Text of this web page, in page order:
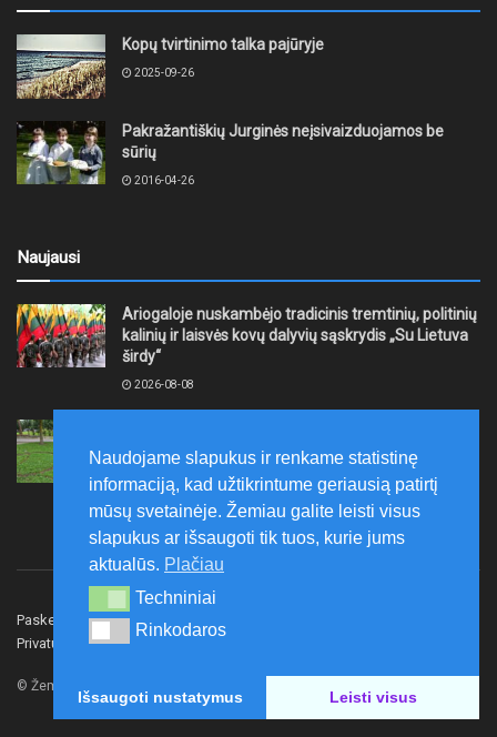
Kopų tvirtinimo talka pajūryje
2025-09-26
Pakražantiškių Jurginės neįsivaizduojamos be
sūrių
2016-04-26
Naujausi
Ariogaloje nuskambėjo tradicinis tremtinių, politinių
kalinių ir laisvės kovų dalyvių sąskrydis „Su Lietuva
širdy“
2026-08-08
laikytis Kelių eismo taisyklių, tausoti aplinką
2026-08-08
Paskelbk naujieną Rašyti redakcijai
Privatumo politika
© Žemaitijos gidas.
Naudojame slapukus ir renkame statistinę
informaciją, kad užtikrintume geriausią patirtį
mūsų svetainėje. Žemiau galite leisti visus
slapukus ar išsaugoti tik tuos, kurie jums
aktualūs. Plačiau
Techniniai
Techniniai
Rinkodaros
Rinkodaros
Išsaugoti nustatymus Leisti visus